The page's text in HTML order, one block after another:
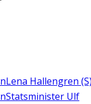
Lena Hallengren
Statsminister Ulf